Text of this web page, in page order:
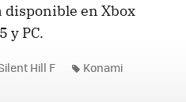
en Xbox
y PC.
Hill F Konami